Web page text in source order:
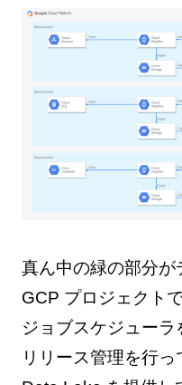
真ん中の緑の部分
GCP プロジェクトで
ジョブスケジュー
リリース管理を行っ